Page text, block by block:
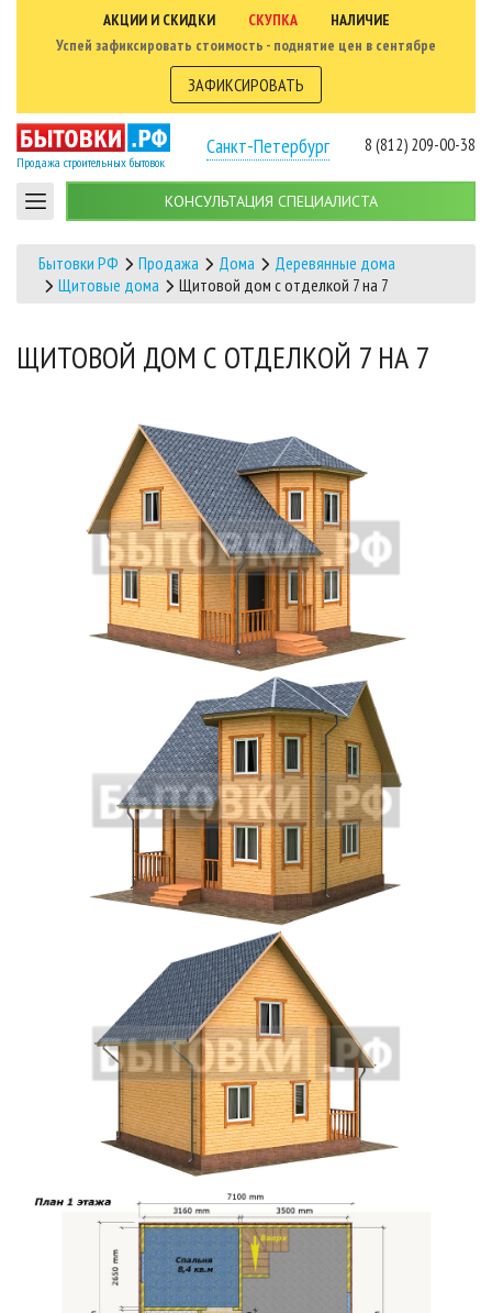
АКЦИИ И СКИДКИ СКУПКА
НАЛИЧИЕ
Успей зафиксировать стоимость - поднятие цен в сентябре
ЗАФИКСИРОВАТЬ
Продажа строительных бытовок
Санкт-Петербург 8 (812) 209-00-38
КОНСУЛЬТАЦИЯ СПЕЦИАЛИСТА
Бытовки РФ Продажа Дома
Деревянные дома
Щитовые дома
Щитовой дом с отделкой 7 на 7
ЩИТОВОЙ ДОМ С ОТДЕЛКОЙ 7 НА 7